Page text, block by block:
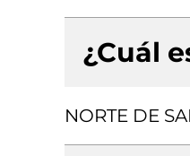
¿Cuál
NORTE DE